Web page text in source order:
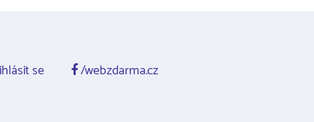
se /webzdarma.cz